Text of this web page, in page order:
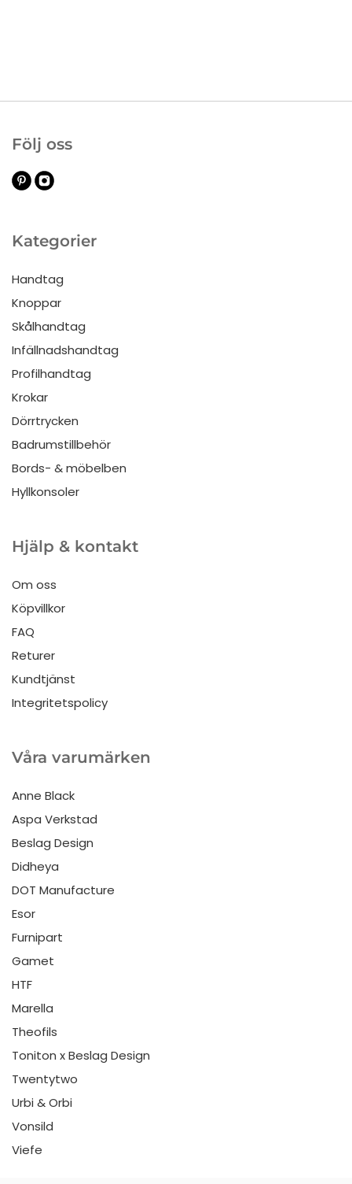
Kategorier
Handtag
Knoppar
Skålhandtag
Infällnadshandtag
Profilhandtag
Krokar
Dörrtrycken
Badrumstillbehör
Bords- & möbelben
Hyllkonsoler
Hjälp & kontakt
Om oss
Köpvillkor
FAQ
Returer
Kundtjänst
Integritetspolicy
Våra varumärken
Anne Black
Aspa Verkstad
Beslag Design
Didheya
DOT Manufacture
Esor
Furnipart
Gamet
HTF
Marella
Theofils
Toniton x Beslag Design
Twentytwo
Urbi & Orbi
Vonsild
Viefe
Följ oss